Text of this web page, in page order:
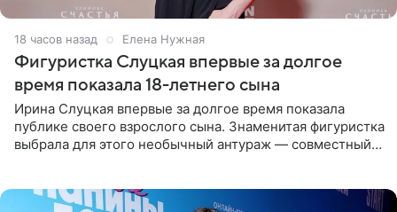
18 часов назад Елена Нужная
Фигуристка Слуцкая впервые за долгое
время показала 18-летнего сына
Ирина Слуцкая впервые за долгое время показала
публике своего взрослого сына. Знаменитая фигуристка
выбрала для этого необычный антураж — совместный